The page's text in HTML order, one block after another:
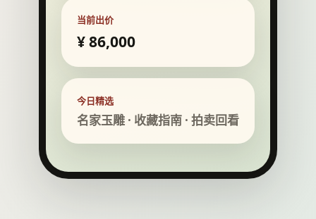
当前出价
¥ 86,000
今日精选
名家玉雕 · 收藏指南 · 拍卖回看